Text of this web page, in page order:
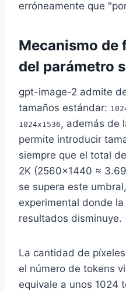
erróneamente que
Mecanismo de
del parámetro
gpt-image-2 admite
tamaños estándar:
1024x1536 , además de
permite introducir
siempre que el total
2K (2560×1440 ≈
se supera este
experimental donde
resultados disminuye.
La cantidad de
el número de tokens
equivale a unos 1024